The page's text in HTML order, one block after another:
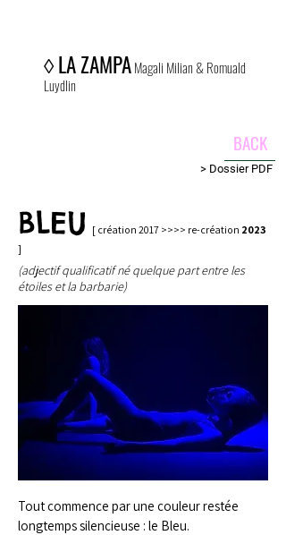
◊LA ZAMPAMagali Milian & Romuald
Luydlin
BACK
> Dossier PDF
BLEU [ création 2017 >>>> re-création 2023
]
(adjectif qualificatif né quelque part entre les
étoiles et la barbarie)
Tout commence par une couleur restée
longtemps silencieuse : le Bleu.